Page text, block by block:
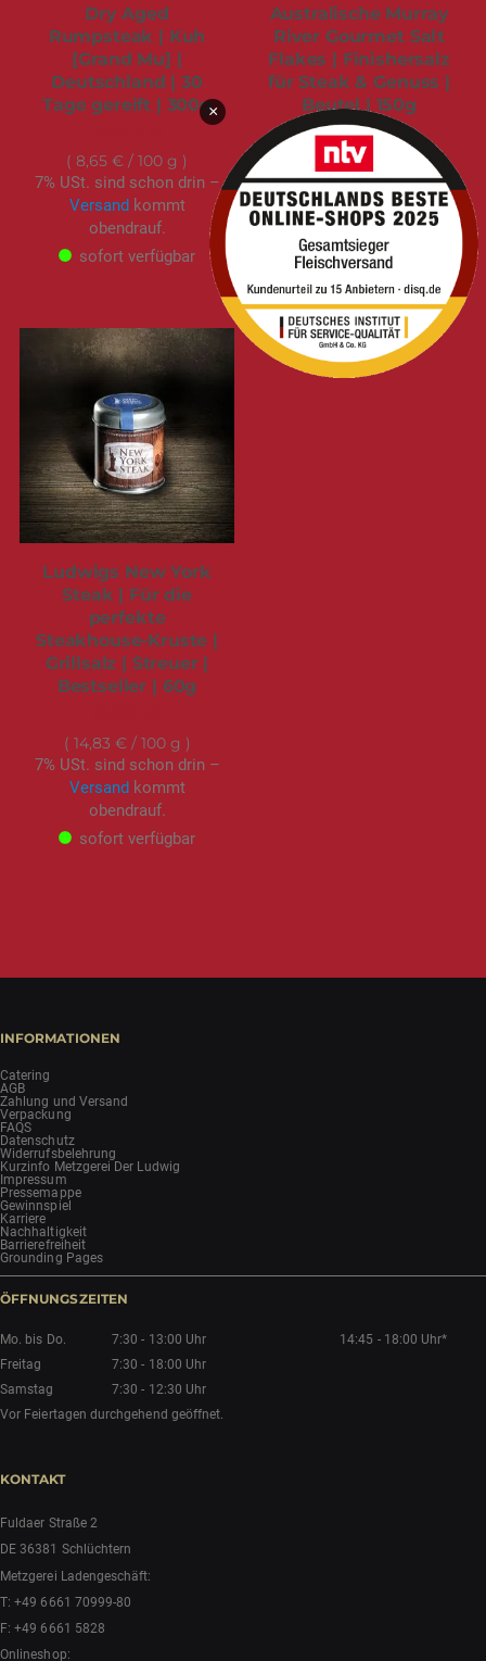
Dry Aged
Rumpsteak | Kuh
[Grand Mu] |
Deutschland | 30
Tage gereift | 300g
8,65 € / 100 g
7% USt. sind schon drin –
Versandkommt
obendrauf.
sofort verfügbar
Australische Murray
River Gourmet Salt
Flakes | Finishersalz
für Steak & Genuss |
Beutel | 150g
6,99 €
4,66 €/ 100 g
7% USt. sind schon drin –
Versandkommt
obendrauf.
sofort verfügbar
Ludwigs New York
Steak | Für die
perfekte
Steakhouse-Kruste |
Grillsalz | Streuer |
Bestseller | 60g
14,83 €/ 100 g
7% USt. sind schon drin –
Versandkommt
obendrauf.
sofort verfügbar
INFORMATIONEN
Catering
AGB
Zahlung und Versand
Verpackung
FAQS
Datenschutz
Widerrufsbelehrung
Kurzinfo Metzgerei Der Ludwig
Impressum
Pressemappe
Gewinnspiel
Karriere
Nachhaltigkeit
Barrierefreiheit
Grounding Pages
ÖFFNUNGSZEITEN
Mo. bis Do. 7:30 - 13:00 Uhr
14:45 - 18:00 Uhr*
Freitag
7:30 - 18:00 Uhr
Samstag
7:30 - 12:30 Uhr
Vor Feiertagen durchgehend geöffnet.
KONTAKT
Fuldaer Straße 2
DE 36381 Schlüchtern
Metzgerei Ladengeschäft:
T:+49 6661 70999-80
F: +49 6661 5828
Onlineshop:
×